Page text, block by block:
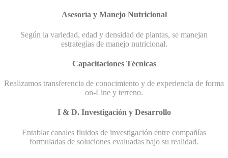
Asesoría y Manejo Nutricional
Según la variedad, edad y densidad de plantas, se manejan
estrategias de manejo nutricional.
Capacitaciones Técnicas
Realizamos transferencia de conocimiento y de experiencia de forma
on-Line y terreno.
I & D. Investigación y Desarrollo
Entablar canales fluidos de investigación entre compañías
formuladas de soluciones evaluadas bajo su realidad.